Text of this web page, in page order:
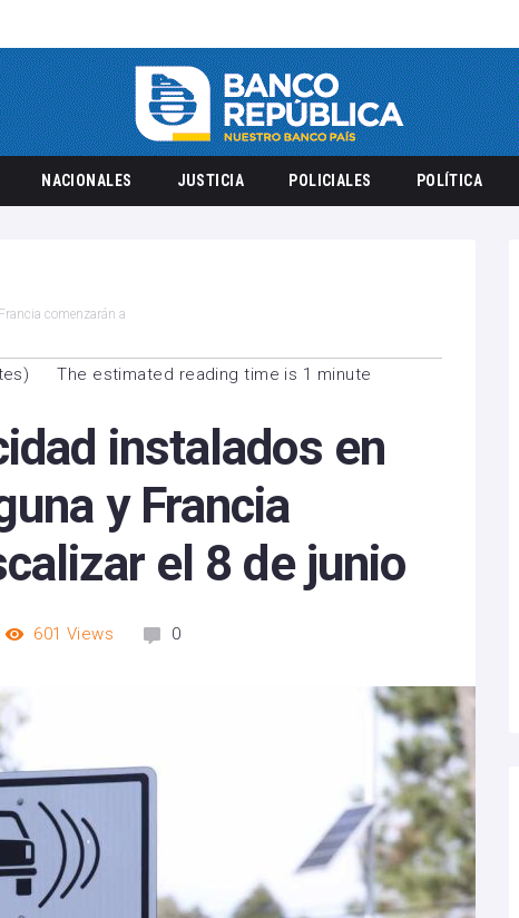
NACIONALES JUSTICIA POLICIALES POLÍTICA
comenzarán a
) The estimated reading time is 1 minute
instalados en
y Francia
el 8 de junio
601 Views 0